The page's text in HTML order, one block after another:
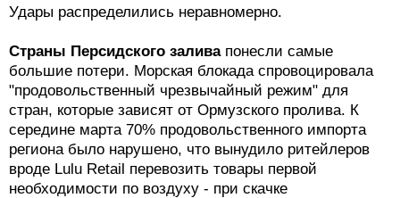
Удары распределились неравномерно.
Страны Персидского заливапонесли самые
большие потери. Морская блокада спровоцировала
"продовольственный чрезвычайный режим" для
стран, которые зависят от Ормузского пролива. К
середине марта 70% продовольственного импорта
региона было нарушено, что вынудило ритейлеров
вроде Lulu Retail перевозить товары первой
необходимости по воздуху - при скачке